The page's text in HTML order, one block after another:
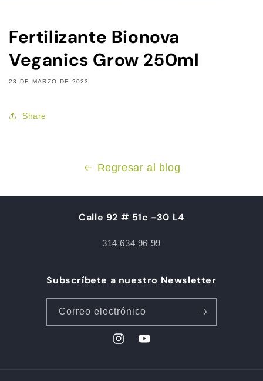
Fertilizante Bionova
Veganics Grow 250ml
23 DE MARZO DE 2023
Share
Regresar al blog
Calle 92 # 51c -30 L4
314 634 96 99
Subscríbete a nuestro Newsletter
Correo electrónico
InstagramYouTube